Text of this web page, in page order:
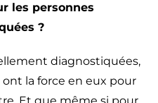
les personnes
?
diagnostiquées,
ont la force en eux pour